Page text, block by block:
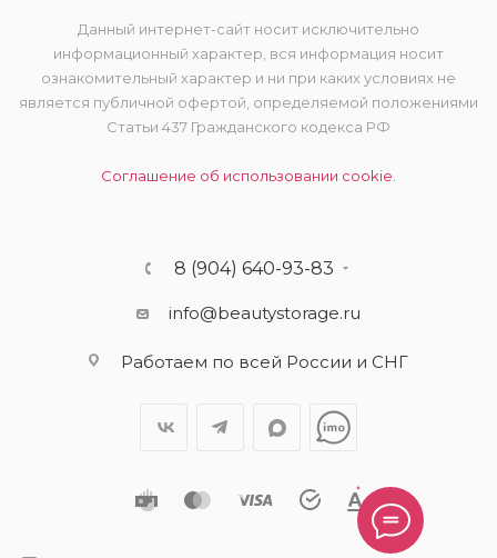
Данный интернет-сайт носит исключительно
информационный характер, вся информация носит
ознакомительный характер и ни при каких условиях не
является публичной офертой, определяемой положениями
Статьи 437 Гражданского кодекса РФ
Соглашение об использовании cookie.
8 (904) 640-93-83
info@beautystorage.ru
Работаем по всей России и СНГ